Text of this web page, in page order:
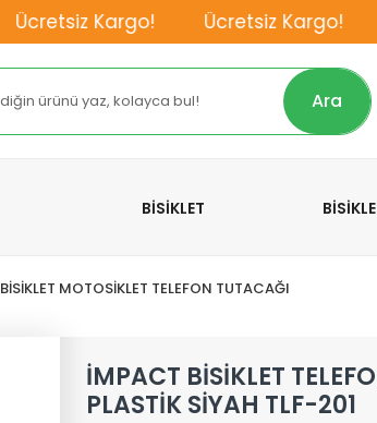
Ücretsiz Kargo! Ücretsiz Kargo!
Ara
BİSİKLET
BİSİKLET MOTOSİKLET TELEFON TUTACAĞI
İMPACT BİSİKLET
PLASTİK SİYAH TLF-201